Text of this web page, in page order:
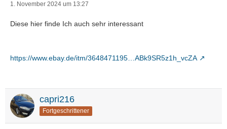
1. November 2024 um 13:27
Diese hier finde Ich auch sehr interessant
https://www.ebay.de/itm/3648471195…ABk9SR5z1h_vcZA
capri216
Fortgeschrittener